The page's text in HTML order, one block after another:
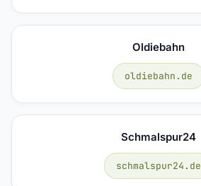
Oldiebahn
oldiebahn.de
Schmalspur24
schmalspur24.de